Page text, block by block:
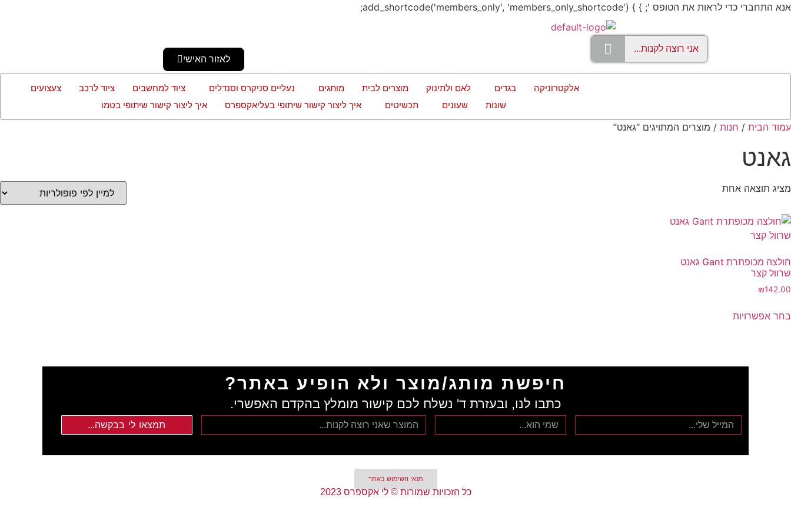
אנא התחברי כדי לראות את הטופס '; } } add_shortcode('members_only', 'members_only_shortcode');
לאזור האישי
אלקטרוניקה בגדים לאם ולתינוק מוצרים לבית מותגים נעליים סניקרס וסנדלים ציוד למחשבים ציוד לרכב
צעצועים
שונות
שעונים תכשיטים איך ליצור קישור שיתופי בעליאקספרס איך ליצור קישור שיתופי בטמו
עמוד הבית / חנות / מוצרים המתויגים “גאנט”
גאנט
מציג תוצאה אחת
חולצה מכופתרת Gant גאנט
שרוול קצר
₪142.00
בחר אפשרויות
חיפשת מותג/מוצר ולא הופיע באתר?
כתבו לנו, ובעזרת ד' נשלח לכם קישור מומלץ בהקדם האפשרי.
תמצאו לי בבקשה...
תנאי השימוש באתר
כל הזכויות שמורות © לי אקספרס 2023